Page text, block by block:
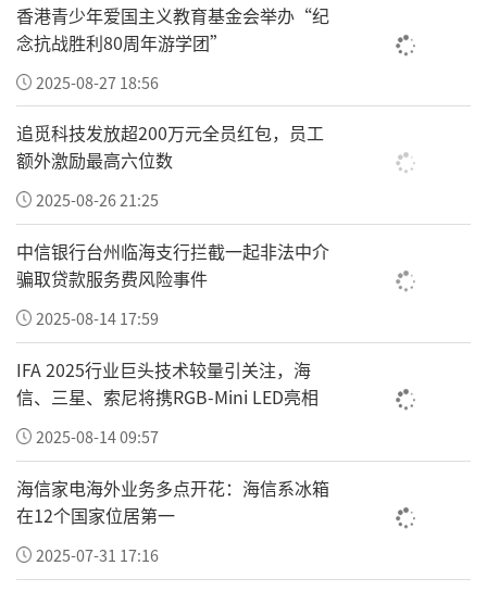
活动现场
主题演讲环节，来自北京大学国际医院的三位
专家从不同维度展示了医院在肿瘤、中医、心血管
平安健康保险股份有限公司总经理助理、总精
算师丁雯在主题演讲中介绍，平安健康保险已构建
起覆盖预防、医疗、康复的全链条服务体系，拥有
化的风控体系三大核心优势，愿与越南及东盟伙伴
携手，共同探索跨境保险产品及健管服务合作，同
时打造覆盖预防、诊疗、康复全周期的一站式服务
方案，让优质医疗资源惠及更多民众。
香港青少年爱国主义教育基金会举办“纪
念抗战胜利80周年游学团”
2025-08-27 18:56
追觅科技发放超200万元全员红包，员工
额外激励最高六位数
2025-08-26 21:25
中信银行台州临海支行拦截一起非法中介
骗取贷款服务费风险事件
2025-08-14 17:59
IFA 2025行业巨头技术较量引关注，海
信、三星、索尼将携RGB-Mini LED亮相
2025-08-14 09:57
海信家电海外业务多点开花：海信系冰箱
在12个国家位居第一
2025-07-31 17:16